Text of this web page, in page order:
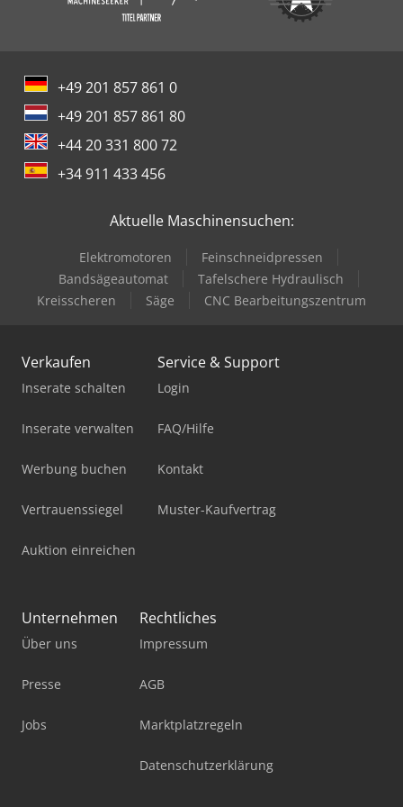
+49 201 857 861 0
+49 201 857 861 80
+44 20 331 800 72
+34 911 433 456
Aktuelle Maschinensuchen:
Elektromotoren
Feinschneidpressen
Bandsägeautomat
Tafelschere Hydraulisch
Kreisscheren
Säge CNC Bearbeitungszentrum
Verkaufen
Inserate schalten
Inserate verwalten
Werbung buchen
Vertrauenssiegel
Auktion einreichen
Service & Support
Login
FAQ/Hilfe
Kontakt
Muster-Kaufvertrag
Unternehmen
Über uns
Presse
Jobs
Rechtliches
Impressum
AGB
Marktplatzregeln
Datenschutzerklärung